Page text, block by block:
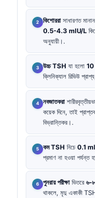
কিশোররা সাধারণত
0.5-4.3 mIU/L
অনুযায়ী।.
উচ্চ TSH যা হলো 10
ক্লিনিক্যাল রিভিউ
নবজাতকরা
কয়েক দিনে, তাই
বিভ্রান্তিকর।.
কম TSH নিচে0.1
প্রমাণ না হওয়া পর্যন্ত
পুনরায় পরীক্ষা ভিতরে ৬-৮
থাকলে, মৃদু একাকী